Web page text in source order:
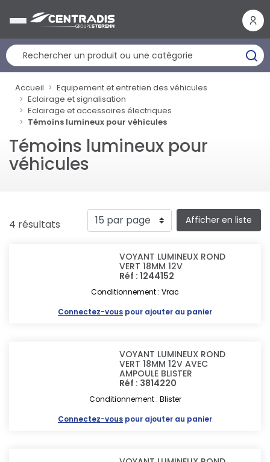
Accueil
Equipement et entretien des véhicules
Eclairage et signalisation
Eclairage et accessoires électriques
Témoins lumineux pour véhicules
Témoins lumineux pour
véhicules
4 résultats Afficher en liste
VOYANT LUMINEUX ROND
VERT 18MM 12V
Réf : 1244152
Conditionnement : Vrac
Connectez-vous pour ajouter au panier
VOYANT LUMINEUX ROND
VERT 18MM 12V AVEC
AMPOULE BLISTER
Réf : 3814220
Conditionnement : Blister
Connectez-vous pour ajouter au panier